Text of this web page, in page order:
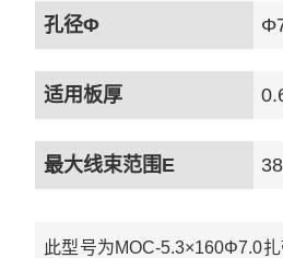
孔径Φ
适用板厚
最大线束范围E
此型号为MOC-5.3×160Φ7.0